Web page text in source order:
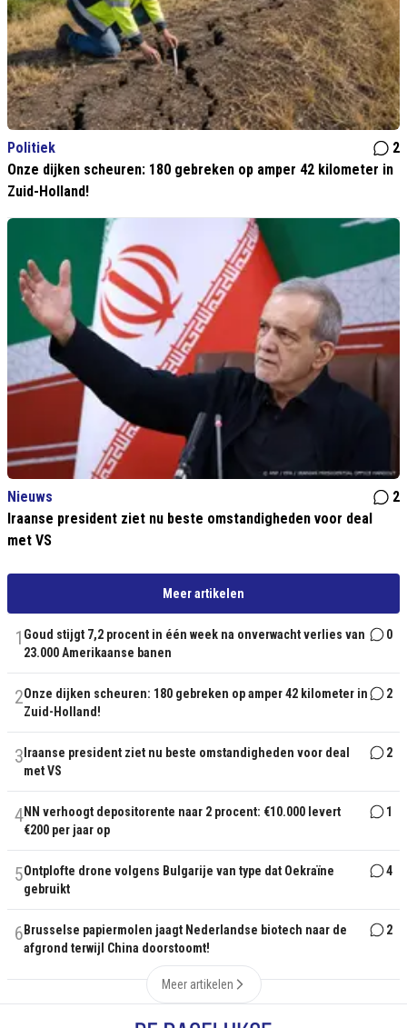
Politiek
2
Onze dijken scheuren: 180 gebreken op amper 42 kilometer in
Zuid-Holland!
Nieuws
2
Iraanse president ziet nu beste omstandigheden voor deal
met VS
Meer artikelen
1 Goud stijgt 7,2 procent in één week na onverwacht verlies van
23.000 Amerikaanse banen
0
2Onze dijken scheuren: 180 gebreken op amper 42 kilometer in
Zuid-Holland!
2
3 Iraanse president ziet nu beste omstandigheden voor deal
met VS
2
4NN verhoogt depositorente naar 2 procent: €10.000 levert
€200 per jaar op
1
5Ontplofte drone volgens Bulgarije van type dat Oekraïne
gebruikt
4
6 Brusselse papiermolen jaagt Nederlandse biotech naar de
afgrond terwijl China doorstoomt!
2
Meer artikelen